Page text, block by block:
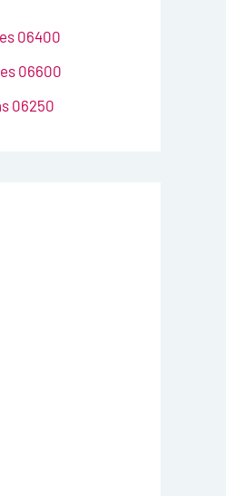
06400
06600
06250